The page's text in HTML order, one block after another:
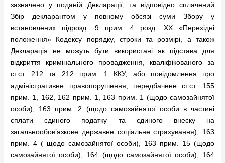
зазначено у поданій Декларації, та відповідно сплачений
Збір декларантом у повному обсязі суми Збору у
встановлених підрозд. 9 прим. 4 розд. XX «Перехідні
положення» Кодексу порядку, строки та розмірі, а також
Декларація не можуть бути використані як підстава для
відкриття кримінального провадження, кваліфікованого за
ст.ст. 212 та 212 прим. 1 ККУ, або повідомлення про
адміністративне правопорушення, передбачене ст.ст. 155
прим. 1, 162, 162 прим. 1, 163 прим. 1 (щодо самозайнятої
особи), 163 прим. 2 (щодо самозайнятої особи в частині
сплати єдиного податку та єдиного внеску на
загальнообов’язкове державне соціальне страхування), 163
прим. 4 ( щодо самозайнятої особи), 163 прим. 15 (щодо
самозайнятої особи), 164 (щодо самозайнятої особи), 164